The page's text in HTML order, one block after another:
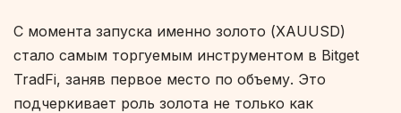
С момента запуска именно золото (XAUUSD)
стало самым торгуемым инструментом в Bitget
TradFi, заняв первое место по объему. Это
подчеркивает роль золота не только как